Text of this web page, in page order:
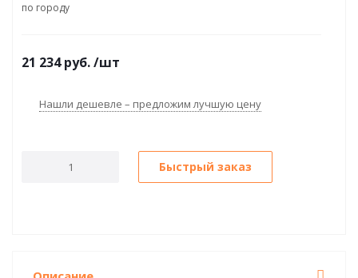
по городу
21 234руб./шт
Нашли дешевле – предложим лучшую цену
Быстрый заказ